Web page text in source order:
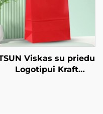
Viskas su priedu
Logotipui Kraft